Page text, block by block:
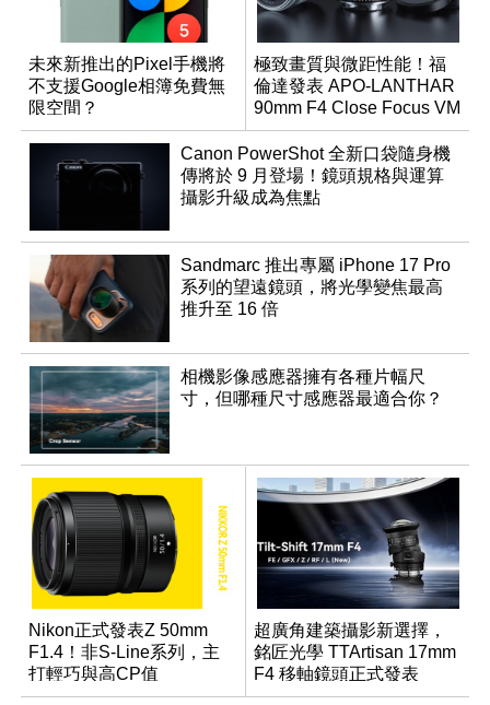
未來新推出的Pixel手機將
不支援Google相簿免費無
限空間？
極致畫質與微距性能！福
倫達發表 APO-LANTHAR
90mm F4 Close Focus VM
Canon PowerShot 全新口袋隨身機
傳將於 9 月登場！鏡頭規格與運算
攝影升級成為焦點
Sandmarc 推出專屬 iPhone 17 Pro
系列的望遠鏡頭，將光學變焦最高
推升至 16 倍
相機影像感應器擁有各種片幅尺
寸，但哪種尺寸感應器最適合你？
Nikon正式發表Z 50mm
F1.4！非S-Line系列，主
打輕巧與高CP值
超廣角建築攝影新選擇，
銘匠光學 TTArtisan 17mm
F4 移軸鏡頭正式發表